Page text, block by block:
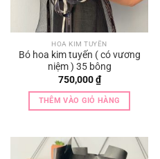
HOA KIM TUYẾN
Bó hoa kim tuyến ( có vương
niệm ) 35 bông
750,000₫
THÊM VÀO GIỎ HÀNG